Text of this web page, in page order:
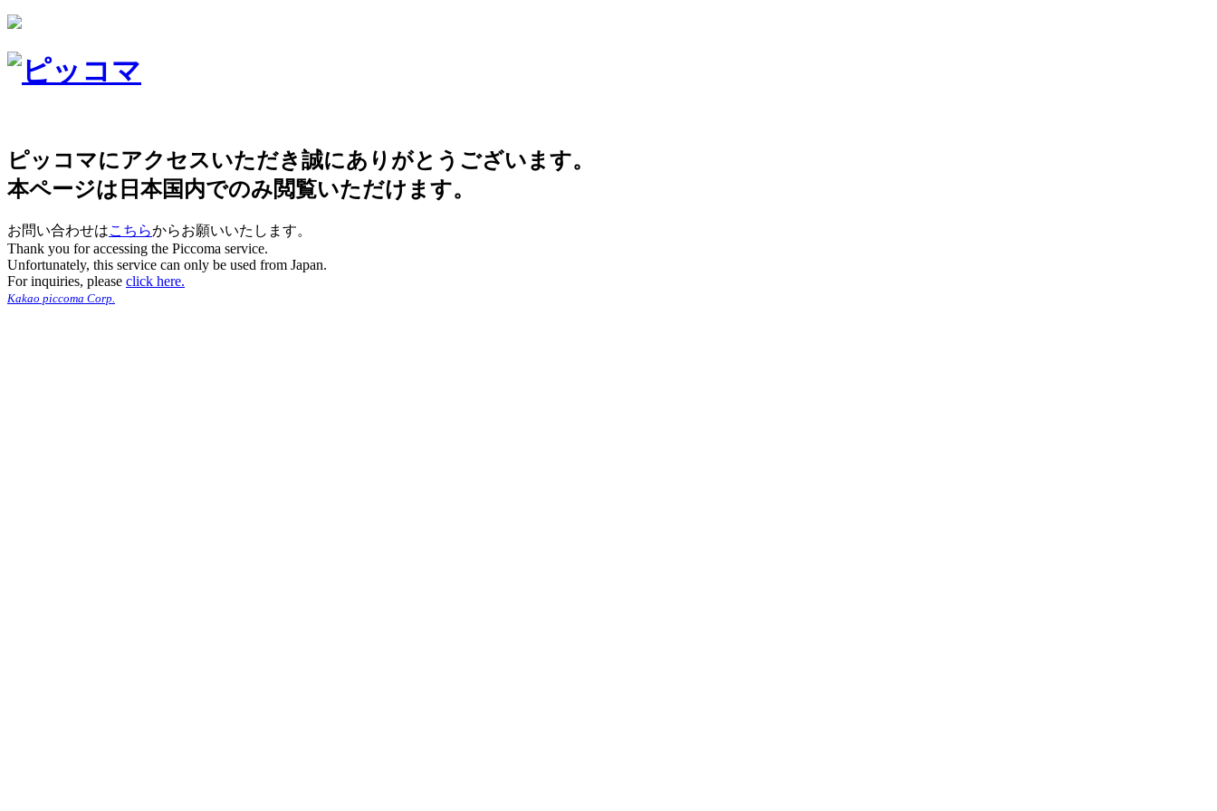
ピッコマにアクセスいただき誠にありがとうございます。
本ページは日本国内でのみ閲覧いただけます。
お問い合わせはこちらからお願いいたします。
Thank you for accessing the Piccoma service.
Unfortunately, this service can only be used from Japan.
For inquiries, please click here.
Kakao piccoma Corp.